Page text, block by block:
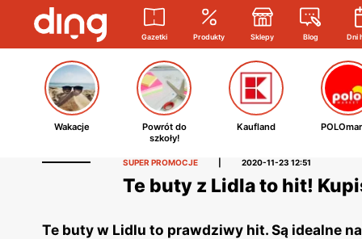
Gazetki Produkty Sklepy Blog Dni
Wakacje
Powrót do
szkoły!
Kaufland
SUPER PROMOCJE 2020-11-23 12:51
Te buty z Lidla to hit!
Te buty w Lidlu to prawdziwy hit. Są idealne